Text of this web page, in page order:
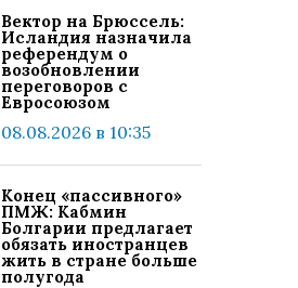
Вектор на Брюссель:
Исландия назначила
референдум о
возобновлении
переговоров с
Евросоюзом
08.08.2026 в 10:35
Конец «пассивного»
ПМЖ: Кабмин
Болгарии предлагает
обязать иностранцев
жить в стране больше
полугода